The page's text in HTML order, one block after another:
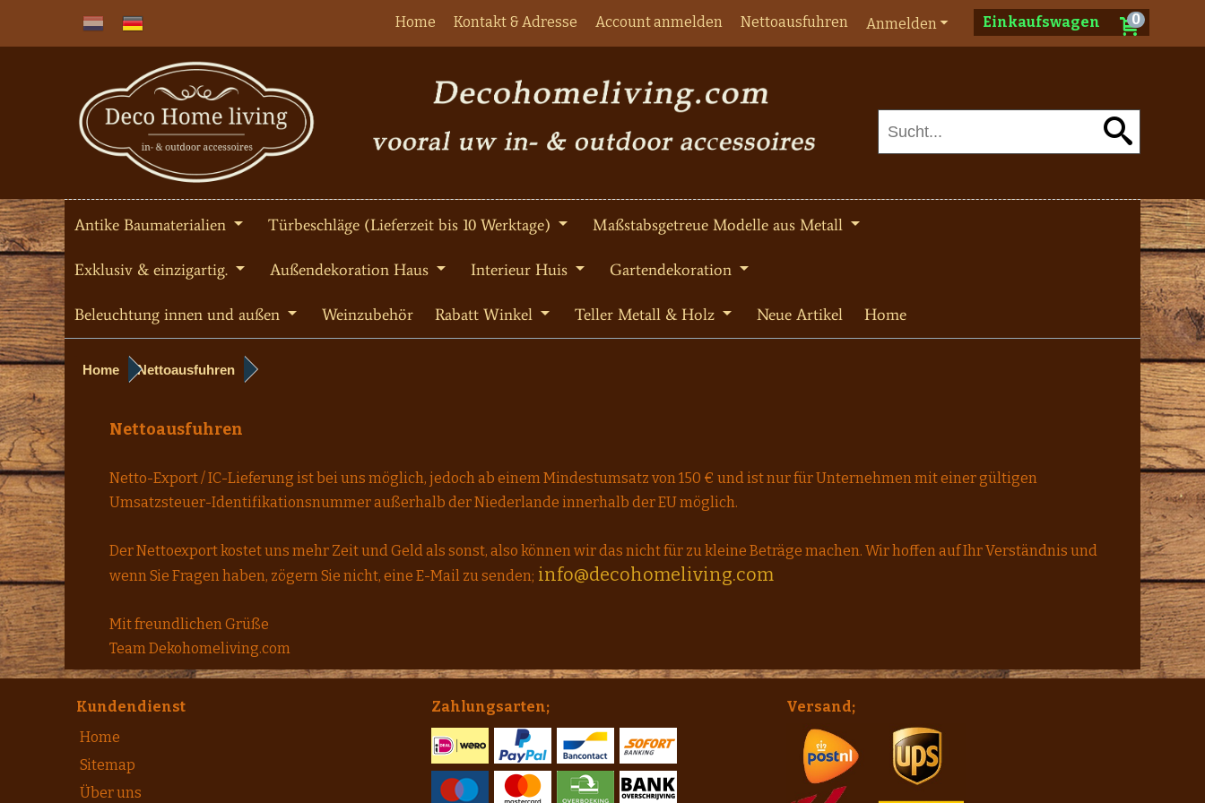
Einkaufswagen 0
Anmelden
Home Kontakt & Adresse Account anmelden Nettoausfuhren
Antike Baumaterialien Türbeschläge (Lieferzeit bis 10 Werktage) Maßstabsgetreue Modelle aus Metall
Exklusiv & einzigartig. Außendekoration Haus Interieur Huis Gartendekoration
Beleuchtung innen und außen Weinzubehör Rabatt Winkel Teller Metall & Holz Neue Artikel Home
Home Nettoausfuhren
Nettoausfuhren
Netto-Export / IC-Lieferung ist bei uns möglich, jedoch ab einem Mindestumsatz von 150 € und ist nur für Unternehmen mit einer gültigen
Umsatzsteuer-Identifikationsnummer außerhalb der Niederlande innerhalb der EU möglich.
Der Nettoexport kostet uns mehr Zeit und Geld als sonst, also können wir das nicht für zu kleine Beträge machen. Wir hoffen auf Ihr Verständnis und
wenn Sie Fragen haben, zögern Sie nicht, eine E-Mail zu senden; info@decohomeliving.com
Mit freundlichen Grüße
Team Dekohomeliving.com
Kundendienst
Home
Sitemap
Über uns
Zahlungsarten; Versand;